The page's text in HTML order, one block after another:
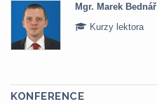
Mgr. Marek Bednář
Kurzy lektora
KONFERENCE